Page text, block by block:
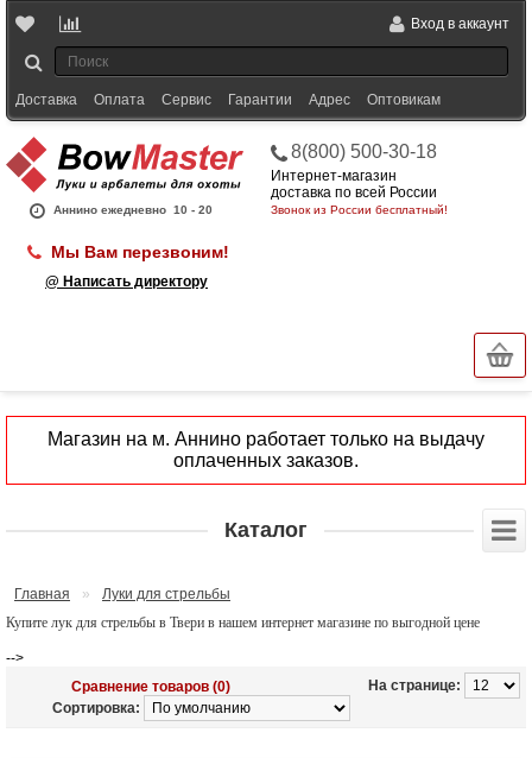
Вход в аккаунт
Доставка Оплата Сервис Гарантии Адрес Оптовикам
Аннино ежедневно 10 - 20
8(800) 500-30-18
Интернет-магазин
доставка по всей России
Звонок из России бесплатный!
Мы Вам перезвоним!
@ Написать директору
Магазин на м. Аннино работает только на выдачу
оплаченных заказов.
Каталог
Главная »
Луки для стрельбы
Купите лук для стрельбы в Твери в нашем интернет магазине по выгодной цене
-->
На странице:
Сравнение товаров (0)
Сортировка: